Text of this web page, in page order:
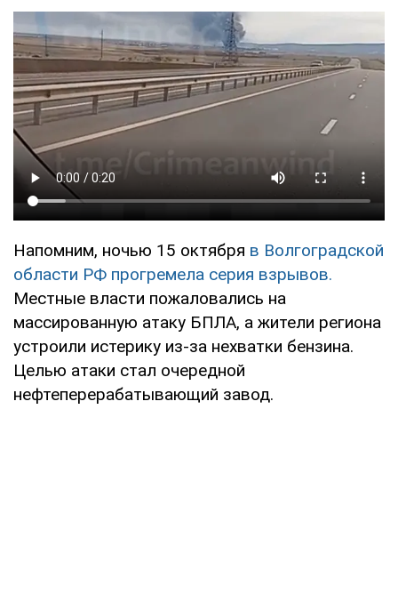
Напомним, ночью 15 октября в Волгоградской
области РФ прогремела серия взрывов.
Местные власти пожаловались на
массированную атаку БПЛА, а жители региона
устроили истерику из-за нехватки бензина.
Целью атаки стал очередной
нефтеперерабатывающий завод.